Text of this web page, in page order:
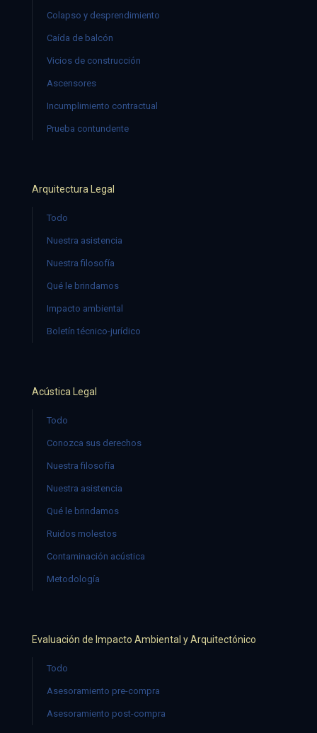
Colapso y desprendimiento
Caída de balcón
Vicios de construcción
Ascensores
Incumplimiento contractual
Prueba contundente
Arquitectura Legal
Todo
Nuestra asistencia
Nuestra filosofía
Qué le brindamos
Impacto ambiental
Boletín técnico-jurídico
Acústica Legal
Todo
Conozca sus derechos
Nuestra filosofía
Nuestra asistencia
Qué le brindamos
Ruidos molestos
Contaminación acústica
Metodología
Evaluación de Impacto Ambiental y Arquitectónico
Todo
Asesoramiento pre-compra
Asesoramiento post-compra